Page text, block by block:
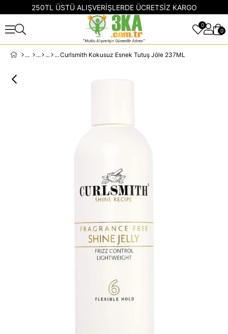
250TL ÜSTÜ ALIŞVERİŞLERDE ÜCRETSİZ KARGO
0
0
Curlsmith Kokusuz Esnek Tutuş Jöle 237ML